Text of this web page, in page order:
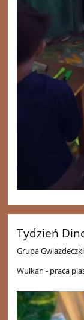
Tydzień
Grupa
Wulkan - praca